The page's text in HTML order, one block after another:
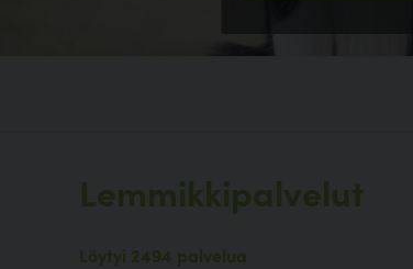
Lemmikkipalvelut
Löytyi 2494 palvelua